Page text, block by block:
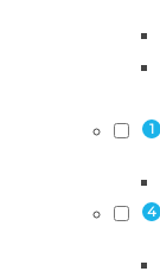
1
4